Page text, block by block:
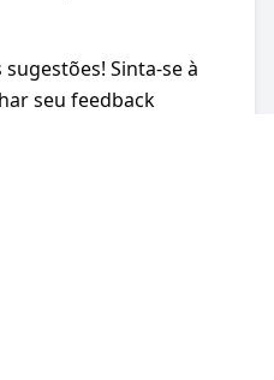
Sinta-se à
seu feedback